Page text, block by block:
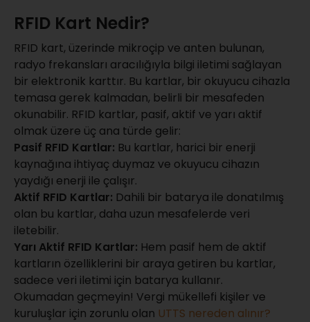
RFID Kart Nedir?
RFID kart, üzerinde mikroçip ve anten bulunan,
radyo frekansları aracılığıyla bilgi iletimi sağlayan
bir elektronik karttır. Bu kartlar, bir okuyucu cihazla
temasa gerek kalmadan, belirli bir mesafeden
okunabilir. RFID kartlar, pasif, aktif ve yarı aktif
olmak üzere üç ana türde gelir:
Pasif RFID Kartlar: Bu kartlar, harici bir enerji
kaynağına ihtiyaç duymaz ve okuyucu cihazın
yaydığı enerji ile çalışır.
Aktif RFID Kartlar: Dahili bir batarya ile donatılmış
olan bu kartlar, daha uzun mesafelerde veri
iletebilir.
Yarı Aktif RFID Kartlar: Hem pasif hem de aktif
kartların özelliklerini bir araya getiren bu kartlar,
sadece veri iletimi için batarya kullanır.
Okumadan geçmeyin! Vergi mükellefi kişiler ve
kuruluşlar için zorunlu olan UTTS nereden alınır?